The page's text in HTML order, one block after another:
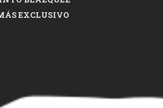
EXCLUSIVO